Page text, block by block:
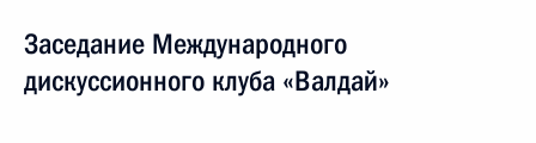
Заседание Международного
дискуссионного клуба «Валдай»